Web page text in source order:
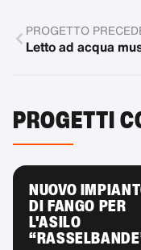
PROGETTO
PROGETTI
NUOVO
DI FANGO PER
L'ASILO